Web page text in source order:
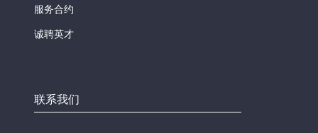
服务合约
诚聘英才
联系我们